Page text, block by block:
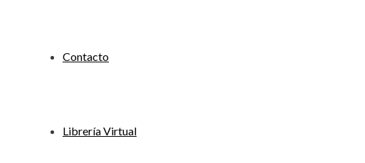
Contacto
Librería Virtual